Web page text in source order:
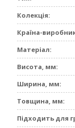
Колекція:
Країна-
Матеріал:
Висота, мм:
Ширина, мм:
Товщина, мм:
Підходить для